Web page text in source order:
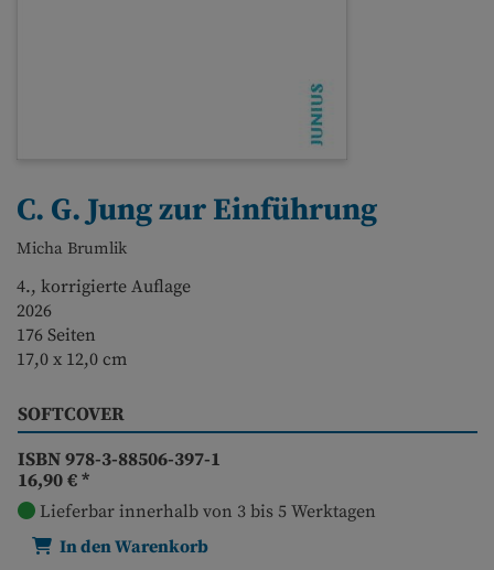
C. G. Jung zur Einführung
Micha Brumlik
4., korrigierte Auflage
2026
176 Seiten
17,0 x 12,0 cm
SOFTCOVER
ISBN 978-3-88506-397-1
16,90 €*
Lieferbar innerhalb von 3 bis 5 Werktagen
In den Warenkorb